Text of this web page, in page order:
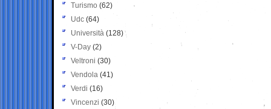
Turismo (62)
Udc (64)
Università (128)
V-Day (2)
Veltroni (30)
Vendola (41)
Verdi (16)
Vincenzi (30)